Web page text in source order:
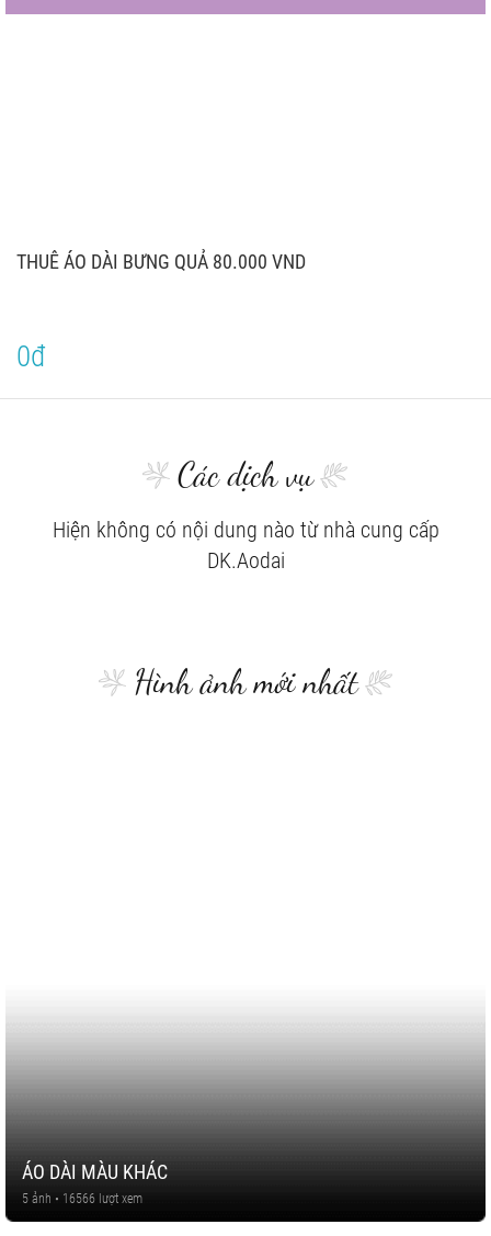
THUÊ ÁO DÀI BƯNG QUẢ 80.000 VND
0đ
Các dịch vụ
Hiện không có nội dung nào từ nhà cung cấp
DK.Aodai
Hình ảnh mới nhất
ÁO DÀI MÀU KHÁC
5 ảnh • 16566 lượt xem